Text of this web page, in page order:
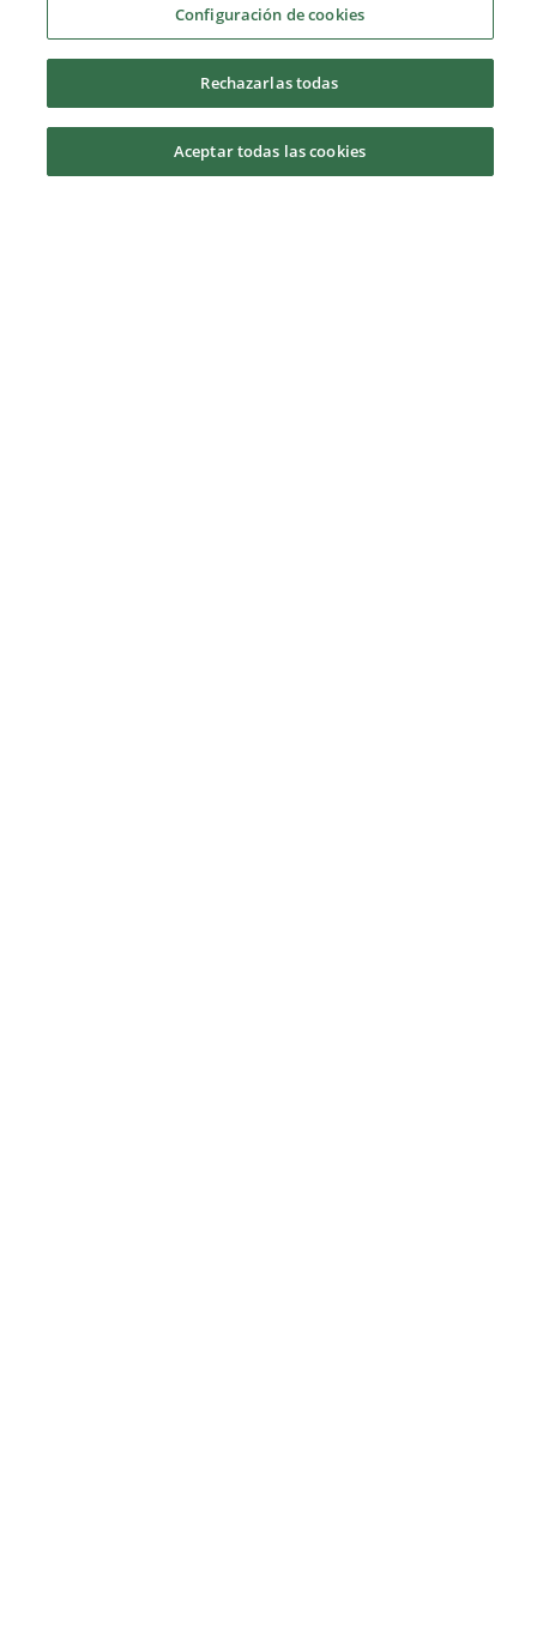
Salidas profesionales
Perfil del estudiante
Configuración de cookies
Rechazarlas todas
Aceptar todas las cookies